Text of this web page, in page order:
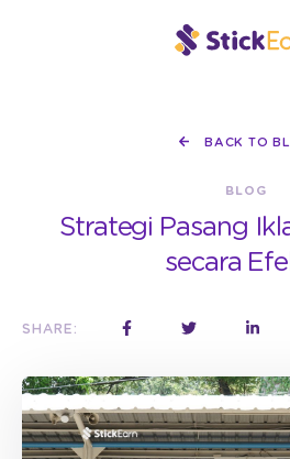
BACK TO
BLOG
Strategi Pasang
secara
SHARE: